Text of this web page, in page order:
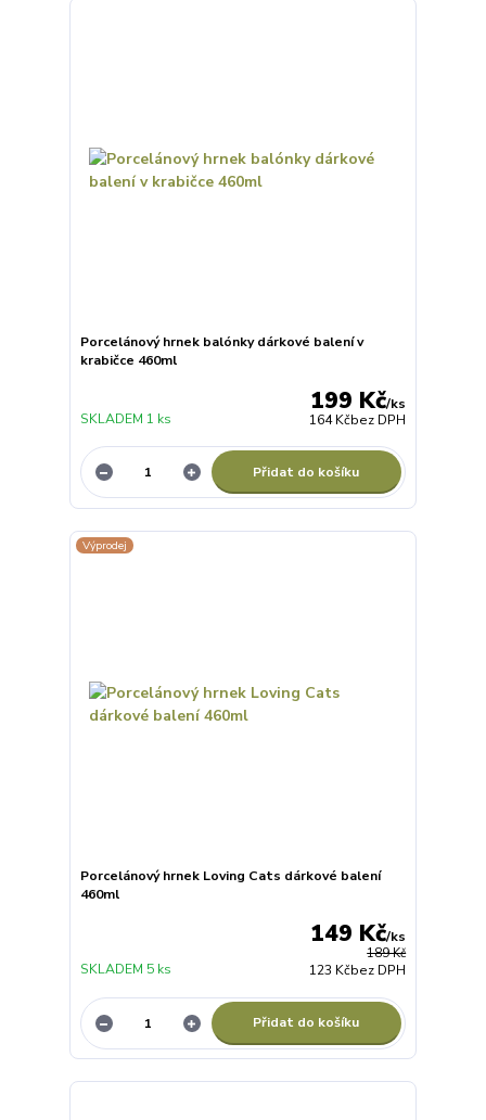
Porcelánový hrnek balónky dárkové balení v
krabičce 460ml
199 Kč/ks
164 Kčbez DPH
SKLADEM 1 ks
Přidat do košíku
Výprodej
Porcelánový hrnek Loving Cats dárkové balení
460ml
189 Kč
149 Kč/ks
123 Kčbez DPH
SKLADEM 5 ks
Přidat do košíku